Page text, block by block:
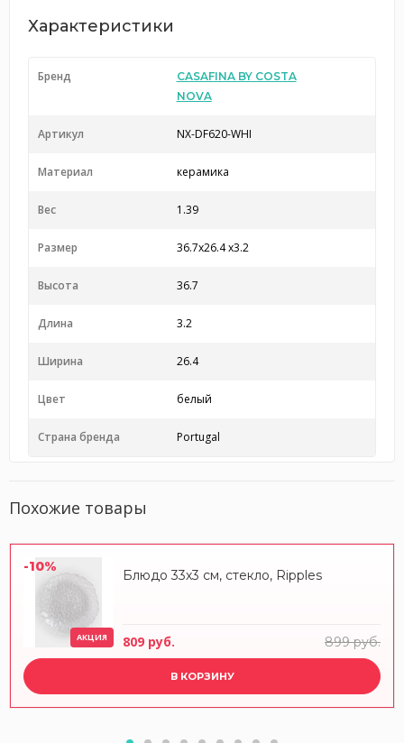
Характеристики
Бренд
CASAFINA BY COSTA
NOVA
Артикул NX-DF620-WHI
Материал керамика
Вес 1.39
Размер 36.7x26.4 x3.2
Высота 36.7
Длина 3.2
Ширина 26.4
Цвет белый
Страна бренда Portugal
Похожие товары
-10%
АКЦИЯ
Блюдо 33х3 см, стекло, Ripples
809 руб. 899 руб.
В КОРЗИНУ